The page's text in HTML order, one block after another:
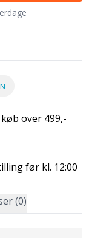
over 499,-
før kl. 12:00
(0)